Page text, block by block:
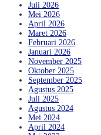
Juli 2026
Mei 2026
April 2026
Maret 2026
Februari 2026
Januari 2026
November 2025
Oktober 2025
September 2025
Agustus 2025
Juli 2025
Agustus 2024
Mei 2024
April 2024